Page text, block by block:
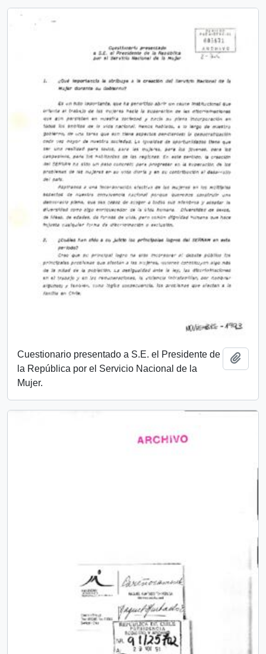
Cuestionario presentado a S.E. el Presidente de
la República por el Servicio Nacional de la
Mujer.